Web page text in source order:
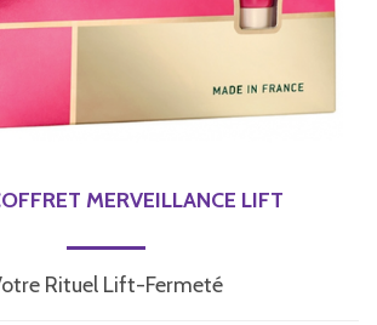
MERVEILLANCE LIFT
Rituel Lift-Fermeté